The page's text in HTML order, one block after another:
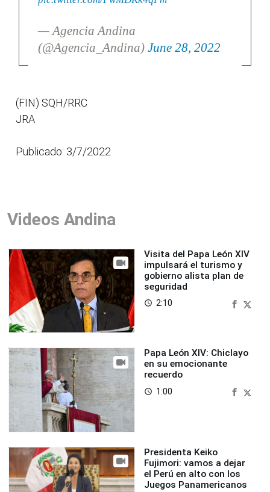
— Agencia Andina
(@Agencia_Andina) June 28, 2022
(FIN) SQH/RRC
JRA
Publicado: 3/7/2022
Videos Andina
Visita del Papa León XIV
impulsará el turismo y
gobierno alista plan de
seguridad
access_time 2:10
Papa León XIV: Chiclayo
en su emocionante
recuerdo
access_time 1:00
Presidenta Keiko
Fujimori: vamos a dejar
el Perú en alto con los
Juegos Panamericanos